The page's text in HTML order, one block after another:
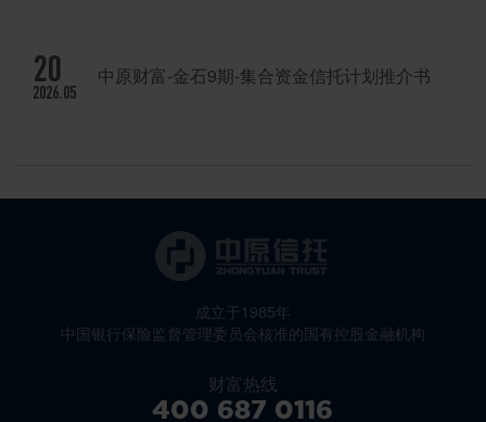
20
2026.05
中原财富-金石9期-集合资金信托计划推介书
成立于1985年
中国银行保险监督管理委员会核准的国有控股金融机构
财富热线
400 687 0116